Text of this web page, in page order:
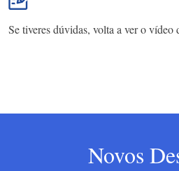
Se tiveres dúvidas, volta a ver o vídeo
Novos